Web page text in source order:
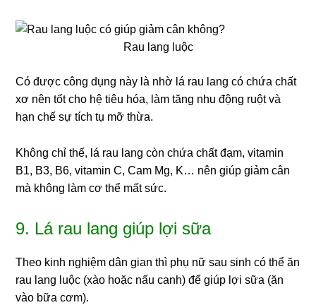
Rau lang luộc
Có được công dụng này là nhờ lá rau lang có chứa chất
xơ nên tốt cho hệ tiêu hóa, làm tăng nhu động ruột và
hạn chế sự tích tụ mỡ thừa.
Không chỉ thế, lá rau lang còn chứa chất đạm, vitamin
B1, B3, B6, vitamin C, Cam Mg, K… nên giúp giảm cân
mà không làm cơ thể mất sức.
9. Lá rau lang giúp lợi sữa
Theo kinh nghiệm dân gian thì phụ nữ sau sinh có thể ăn
rau lang luộc (xào hoặc nấu canh) để giúp lợi sữa (ăn
vào bữa cơm).